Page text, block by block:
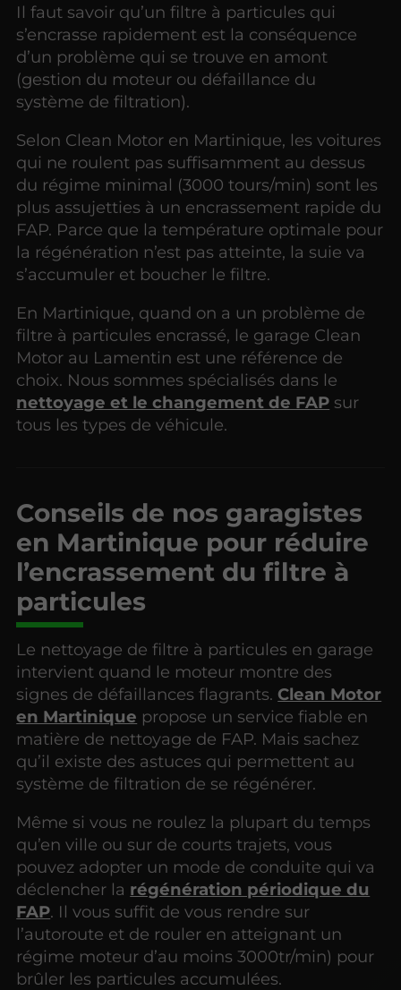
Il faut savoir qu’un filtre à particules qui
s’encrasse rapidement est la conséquence
d’un problème qui se trouve en amont
(gestion du moteur ou défaillance du
système de filtration).
Selon Clean Motor en Martinique, les voitures
qui ne roulent pas suffisamment au dessus
du régime minimal (3000 tours/min) sont les
plus assujetties à un encrassement rapide du
FAP. Parce que la température optimale pour
la régénération n’est pas atteinte, la suie va
s’accumuler et boucher le filtre.
En Martinique, quand on a un problème de
filtre à particules encrassé, le garage Clean
Motor au Lamentin est une référence de
choix. Nous sommes spécialisés dans le
nettoyage et le changement de FAP sur
tous les types de véhicule.
Conseils de nos garagistes
en Martinique pour réduire
l’encrassement du filtre à
particules
Le nettoyage de filtre à particules en garage
intervient quand le moteur montre des
signes de défaillances flagrants. Clean Motor
en Martinique propose un service fiable en
matière de nettoyage de FAP. Mais sachez
qu’il existe des astuces qui permettent au
système de filtration de se régénérer.
Même si vous ne roulez la plupart du temps
qu’en ville ou sur de courts trajets, vous
pouvez adopter un mode de conduite qui va
déclencher la régénération périodique du
FAP. Il vous suffit de vous rendre sur
l’autoroute et de rouler en atteignant un
régime moteur d’au moins 3000tr/min) pour
brûler les particules accumulées.